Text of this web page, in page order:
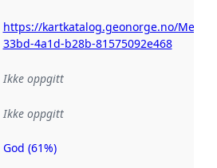
https://kartkatalog.geonorge.no/
33bd-4a1d-b28b-81575092e468
Ikke oppgitt
Ikke oppgitt
God (61%)